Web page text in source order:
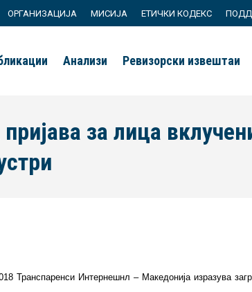
ОРГАНИЗАЦИЈА МИСИЈА ЕТИЧКИ КОДЕКС
Анализи Ревизорски извештаи
за лица
Транспаренси Интернешнл – Македонија изразува